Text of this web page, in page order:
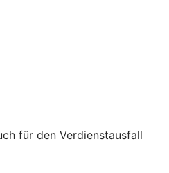
für den Verdienstausfall